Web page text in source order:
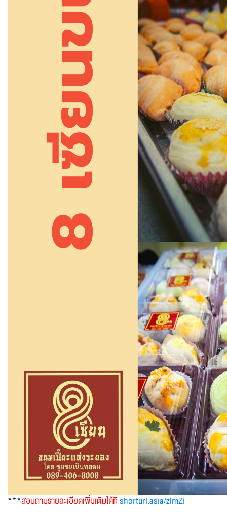
***สอบถามรายละเอียดเพิ่มเติมได้ที่shorturl.asia/zlmZi
เบอร์โทรศัพท์ :
ระบบได้ทำรับเรื่องแล้ว
ขอบคุณสำหรับการแจ้งข้อผิดพลาดทางหน่วยงานจะรีบ
ทำการแก้ไข และปรับปรุงเพื่อกาให้บริการที่ดีขึ้น